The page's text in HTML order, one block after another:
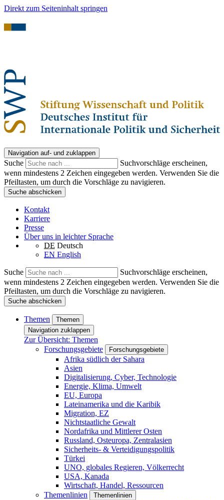
Direkt zum Seiteninhalt springen
Navigation auf- und zuklappen
Suche
Suchvorschläge erscheinen,
wenn mindestens 2 Zeichen eingegeben werden. Verwenden Sie die
Pfeiltasten, um durch die Vorschläge zu navigieren.
Suche abschicken
Kontakt
Karriere
Presse
Über uns in leichter Sprache
DE Deutsch
EN English
Suche
Suchvorschläge erscheinen,
wenn mindestens 2 Zeichen eingegeben werden. Verwenden Sie die
Pfeiltasten, um durch die Vorschläge zu navigieren.
Suche abschicken
Themen
Themen
Navigation zuklappen
Zur Übersicht: Themen
Forschungsgebiete
Forschungsgebiete
Afrika südlich der Sahara
Asien
Digitalisierung, Cyber, Technologie
Energie, Klima, Umwelt
EU, Europa
Lateinamerika und die Karibik
Migration, EZ
Nichtstaatliche Gewalt
Nordafrika und Mittlerer Osten
Russland, Osteuropa, Zentralasien
Sicherheits- & Verteidigungspolitik
Türkei
UNO, globales Regieren, Völkerrecht
USA, Kanada
Wirtschaft, Handel, Ressourcen
Themenlinien
Themenlinien